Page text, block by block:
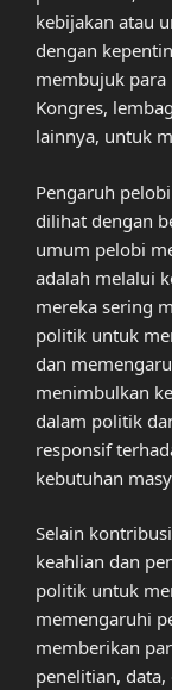
kebijakan atau
dengan
membujuk para
Kongres,
lainnya, untuk
Pengaruh
dilihat dengan
umum pelobi
adalah melalui
mereka sering
politik untuk
dan
menimbulkan
dalam politik
responsif
kebutuhan
Selain
keahlian dan
politik untuk
memengaruhi
memberikan
penelitian,